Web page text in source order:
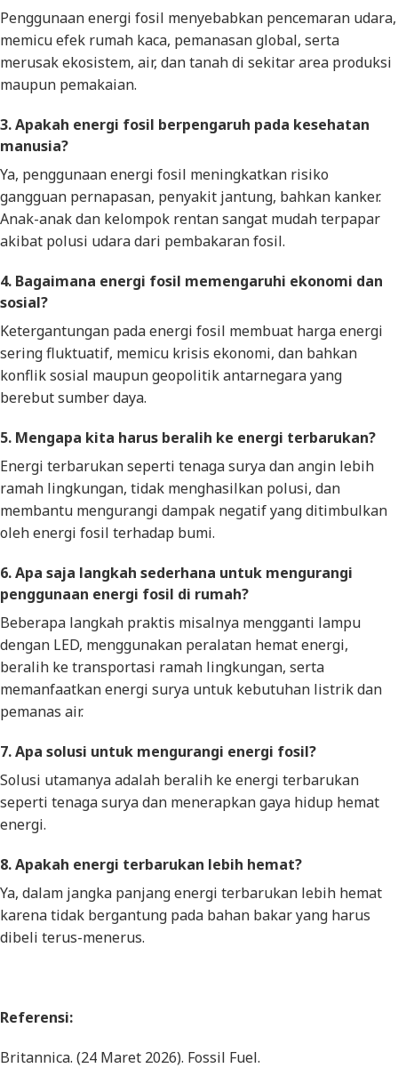
Penggunaan energi fosil menyebabkan pencemaran udara,
memicu efek rumah kaca, pemanasan global, serta
merusak ekosistem, air, dan tanah di sekitar area produksi
maupun pemakaian.
3. Apakah energi fosil berpengaruh pada kesehatan
manusia?
Ya, penggunaan energi fosil meningkatkan risiko
gangguan pernapasan, penyakit jantung, bahkan kanker.
Anak-anak dan kelompok rentan sangat mudah terpapar
akibat polusi udara dari pembakaran fosil.
4. Bagaimana energi fosil memengaruhi ekonomi dan
sosial?
Ketergantungan pada energi fosil membuat harga energi
sering fluktuatif, memicu krisis ekonomi, dan bahkan
konflik sosial maupun geopolitik antarnegara yang
berebut sumber daya.
5. Mengapa kita harus beralih ke energi terbarukan?
Energi terbarukan seperti tenaga surya dan angin lebih
ramah lingkungan, tidak menghasilkan polusi, dan
membantu mengurangi dampak negatif yang ditimbulkan
oleh energi fosil terhadap bumi.
6. Apa saja langkah sederhana untuk mengurangi
penggunaan energi fosil di rumah?
Beberapa langkah praktis misalnya mengganti lampu
dengan LED, menggunakan peralatan hemat energi,
beralih ke transportasi ramah lingkungan, serta
memanfaatkan energi surya untuk kebutuhan listrik dan
pemanas air.
7. Apa solusi untuk mengurangi energi fosil?
Solusi utamanya adalah beralih ke energi terbarukan
seperti tenaga surya dan menerapkan gaya hidup hemat
energi.
8. Apakah energi terbarukan lebih hemat?
Ya, dalam jangka panjang energi terbarukan lebih hemat
karena tidak bergantung pada bahan bakar yang harus
dibeli terus-menerus.
Referensi:
Britannica. (24 Maret 2026). Fossil Fuel.